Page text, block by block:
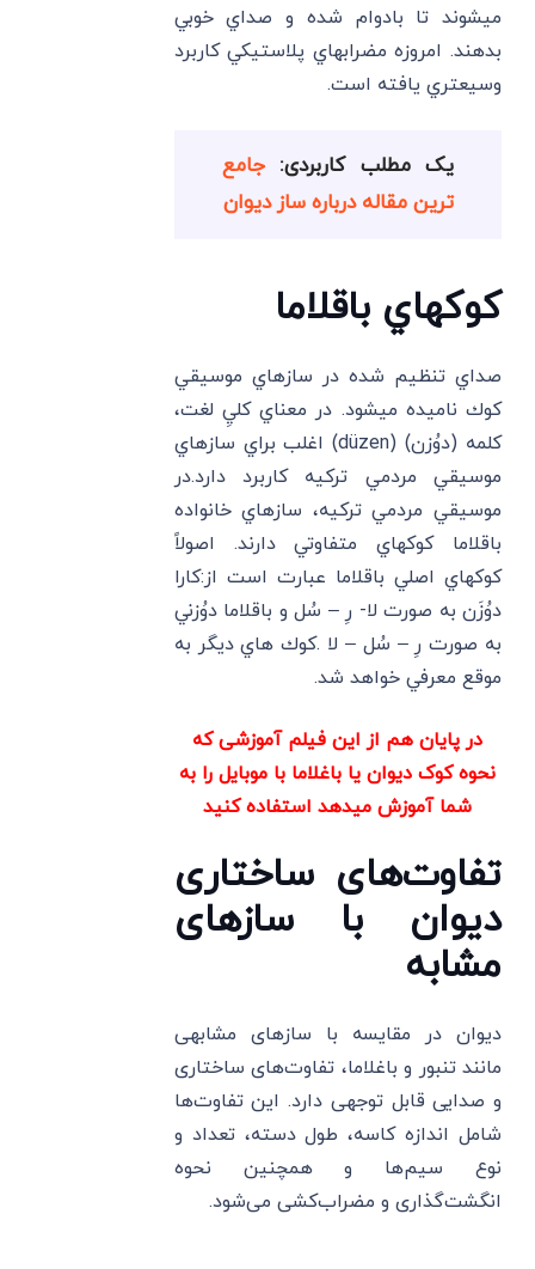
ميشوند تا بادوام شده و صداي خوبي
بدهند. امروزه مضرابهاي پلاستيكي كاربرد
وسيعتري يافته است.
یک مطلب کاربردی:جامع
ترین مقاله درباره ساز دیوان
كوكهاي باقلاما
صداي تنظيم شده در سازهاي موسيقي
كوك ناميده ميشود. در معناي كليِ لغت،
كلمه (دوُزن) (düzen) اغلب براي سازهاي
موسيقي مردمي تركيه كاربرد دارد.در
موسيقي مردمي تركيه، سازهاي خانواده
باقلاما كوكهاي متفاوتي دارند. اصولاً
كوكهاي اصلي باقلاما عبارت است از:كارا
دوُزَن به صورت لا- رِ – سُل و باقلاما دوُزني
به صورت رِ – سُل – لا .كوك هاي ديگر به
موقع معرفي خواهد شد.
در پایان هم از این فیلم آموزشی که
نحوه کوک دیوان یا باغلاما با موبایل را به
شما آموزش میدهد استفاده کنید
تفاوت‌های ساختاری
دیوان با سازهای
مشابه
دیوان در مقایسه با سازهای مشابهی
مانند تنبور و باغلاما، تفاوت‌های ساختاری
و صدایی قابل توجهی دارد. این تفاوت‌ها
شامل اندازه کاسه، طول دسته، تعداد و
نوع سیم‌ها و همچنین نحوه
انگشت‌گذاری و مضراب‌کشی می‌شود.